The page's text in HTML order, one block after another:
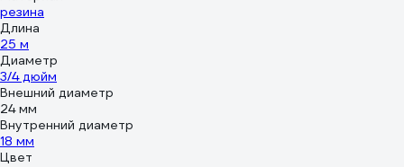
резина
Длина
25 м
Диаметр
3/4 дюйм
Внешний диаметр
24 мм
Внутренний диаметр
18 мм
Цвет